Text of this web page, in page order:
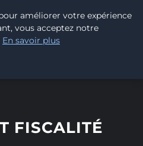
FISCALITÉ
améliorer votre expérience
vous acceptez notre
En savoir plus